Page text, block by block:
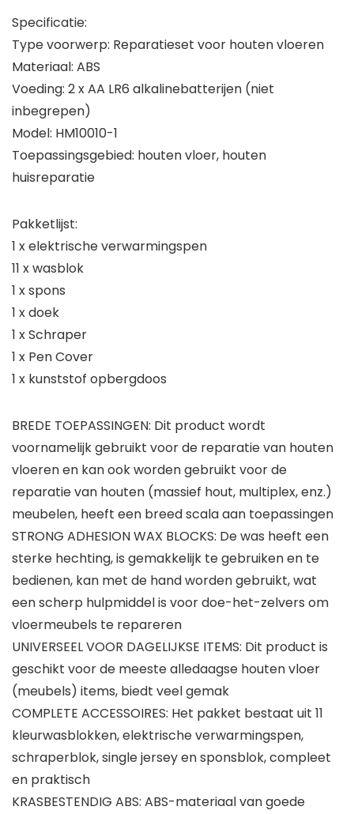
Specificatie:
Type voorwerp: Reparatieset voor houten vloeren
Materiaal: ABS
Voeding: 2 x AA LR6 alkalinebatterijen (niet
inbegrepen)
Model: HM10010-1
Toepassingsgebied: houten vloer, houten
huisreparatie
Pakketlijst:
1 x elektrische verwarmingspen
11 x wasblok
1 x spons
1 x doek
1 x Schraper
1 x Pen Cover
1 x kunststof opbergdoos
BREDE TOEPASSINGEN: Dit product wordt
voornamelijk gebruikt voor de reparatie van houten
vloeren en kan ook worden gebruikt voor de
reparatie van houten (massief hout, multiplex, enz.)
meubelen, heeft een breed scala aan toepassingen
STRONG ADHESION WAX BLOCKS: De was heeft een
sterke hechting, is gemakkelijk te gebruiken en te
bedienen, kan met de hand worden gebruikt, wat
een scherp hulpmiddel is voor doe-het-zelvers om
vloermeubels te repareren
UNIVERSEEL VOOR DAGELIJKSE ITEMS: Dit product is
geschikt voor de meeste alledaagse houten vloer
(meubels) items, biedt veel gemak
COMPLETE ACCESSOIRES: Het pakket bestaat uit 11
kleurwasblokken, elektrische verwarmingspen,
schraperblok, single jersey en sponsblok, compleet
en praktisch
KRASBESTENDIG ABS: ABS-materiaal van goede